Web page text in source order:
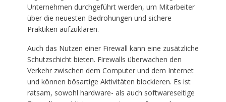
Unternehmen durchgeführt werden, um Mitarbeiter
über die neuesten Bedrohungen und sichere
Praktiken aufzuklären.
Auch das Nutzen einer Firewall kann eine zusätzliche
Schutzschicht bieten. Firewalls überwachen den
Verkehr zwischen dem Computer und dem Internet
und können bösartige Aktivitäten blockieren. Es ist
ratsam, sowohl hardware- als auch softwareseitige